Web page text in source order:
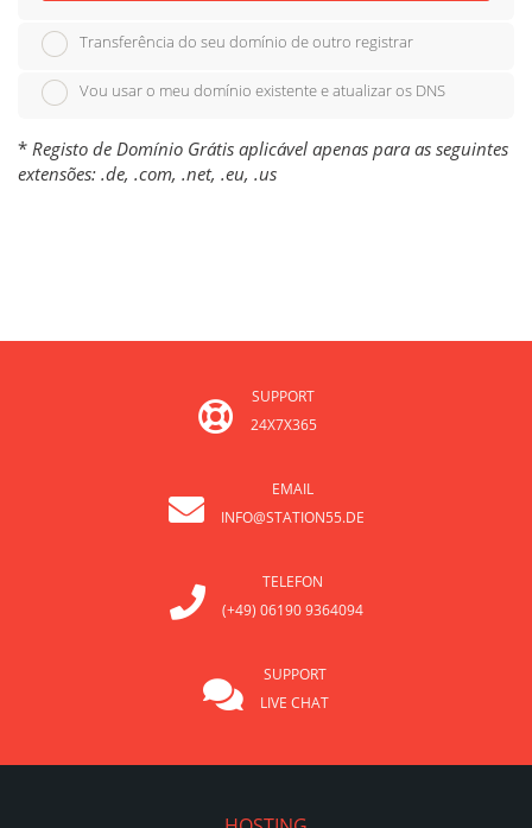
Transferência do seu domínio de outro registrar
Vou usar o meu domínio existente e atualizar os DNS
* Registo de Domínio Grátis aplicável apenas para as seguintes
extensões: .de, .com, .net, .eu, .us
SUPPORT
24X7X365
EMAIL
INFO@STATION55.DE
TELEFON
(+49) 06190 9364094
SUPPORT
LIVE CHAT